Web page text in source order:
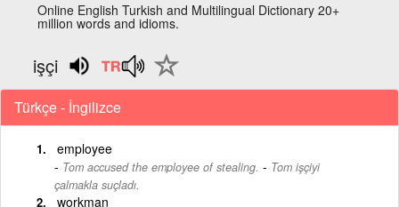
Online English Turkish and Multilingual Dictionary 20+
million words and idioms.
işçi
Türkçe - İngilizce
employee
Tom accused the employee of stealing. - Tom işçiyi
çalmakla suçladı.
workman